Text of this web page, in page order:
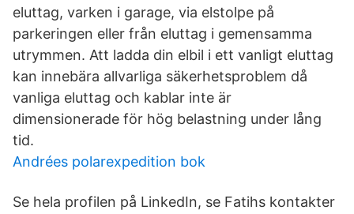
eluttag, varken i garage, via elstolpe på
parkeringen eller från eluttag i gemensamma
utrymmen. Att ladda din elbil i ett vanligt eluttag
kan innebära allvarliga säkerhetsproblem då
vanliga eluttag och kablar inte är
dimensionerade för hög belastning under lång
tid.
Andrées polarexpedition bok
Se hela profilen på LinkedIn, se Fatihs kontakter